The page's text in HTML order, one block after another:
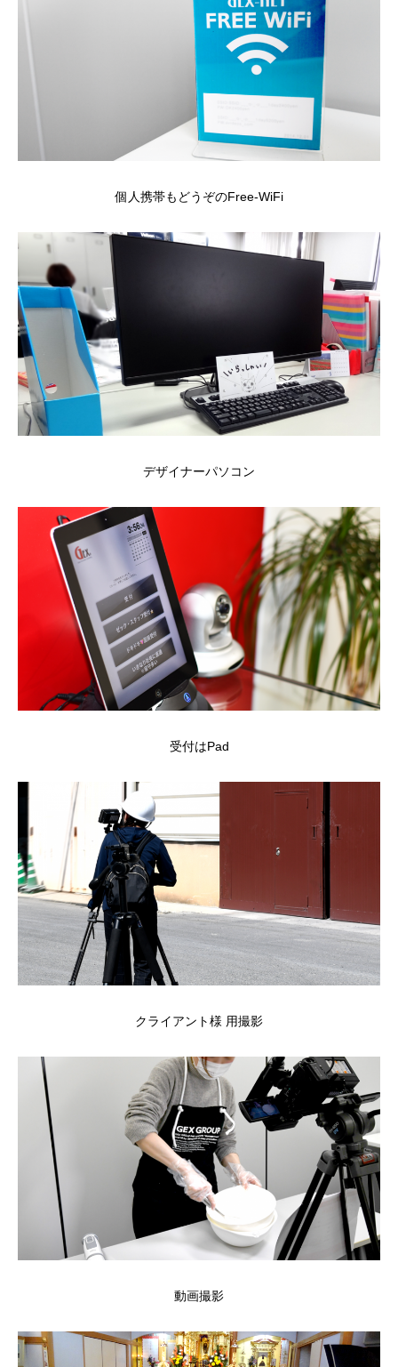
個人携帯もどうぞのFree-WiFi
デザイナーパソコン
受付はPad
クライアント様 用撮影
動画撮影